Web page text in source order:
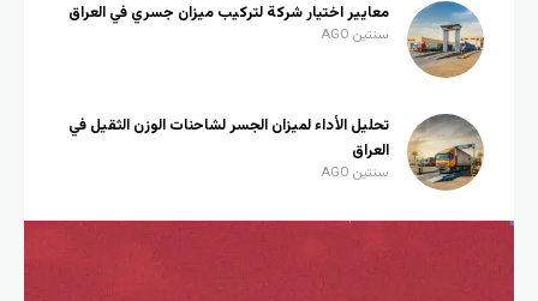
معايير اختيار شركة لتركيب ميزان جسري في العراق
سنتين AGO
تحليل الأداء لميزان الجسر لشاحنات الوزن الثقيل في
العراق
سنتين AGO